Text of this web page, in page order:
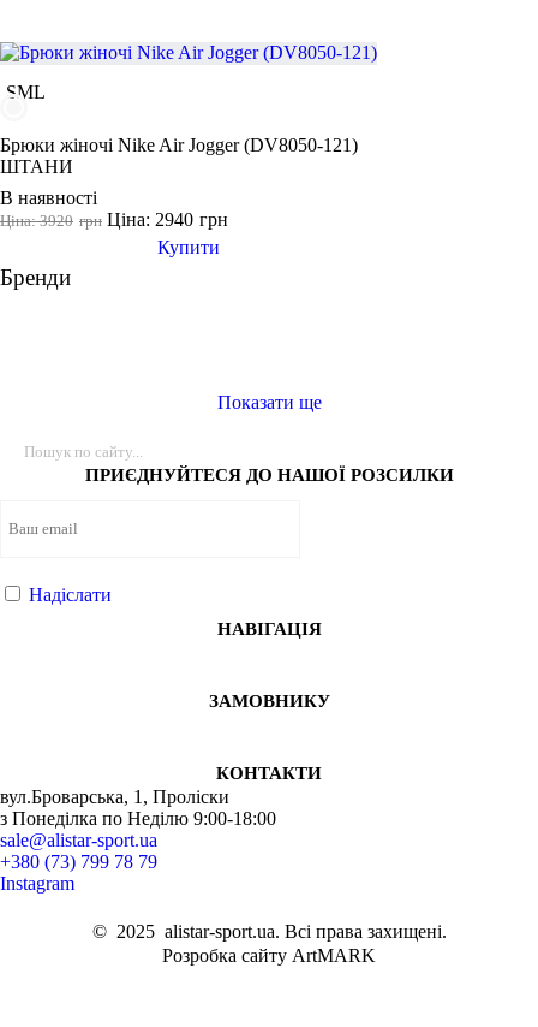
SML
Брюки жіночі Nike Air Jogger (DV8050-121)
ШТАНИ
В наявності
грн
Ціна: 3920 грн
Ціна: 2940
Купити
Бренди
Показати ще
ПРИЄДНУЙТЕСЯ ДО НАШОЇ РОЗСИЛКИ
Надіслати
НАВІГАЦІЯ
ЗАМОВНИКУ
КОНТАКТИ
вул.Броварська, 1, Проліски
з Понеділка по Неділю 9:00-18:00
sale@alistar-sport.ua
+380 (73) 799 78 79
Instagram
© 2025alistar-sport.ua. Всі права захищені.
Розробка сайту ArtMARK